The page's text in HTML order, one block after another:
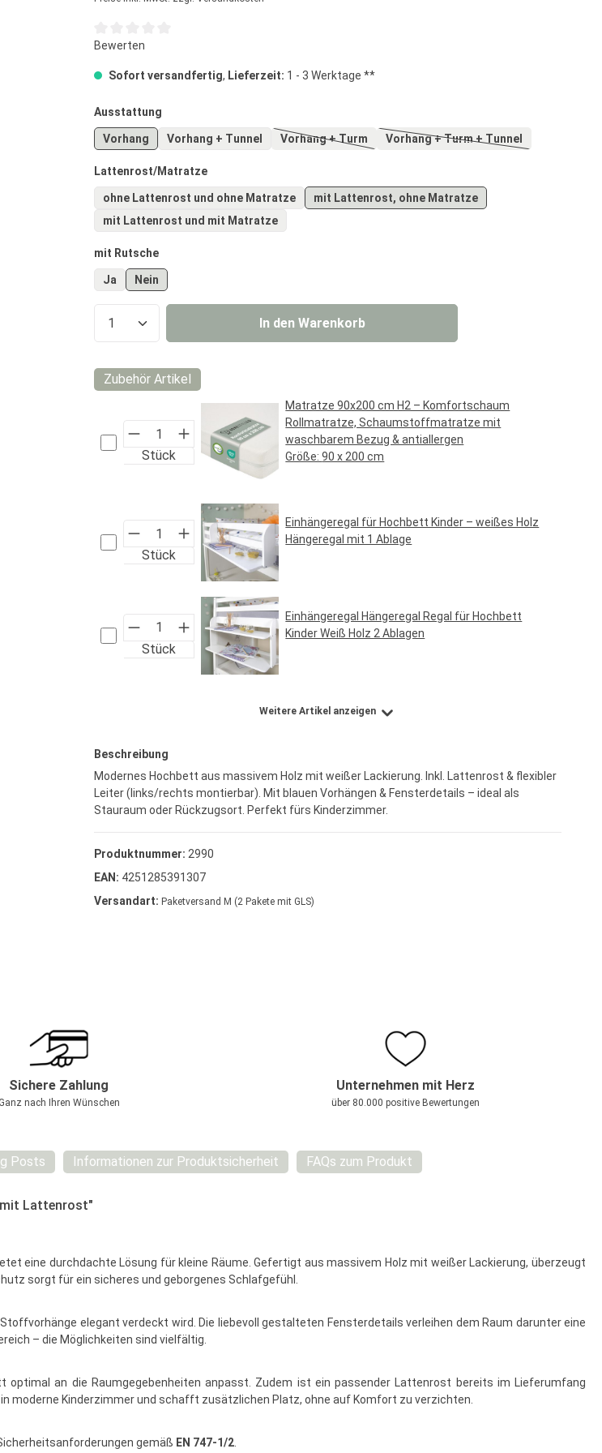
Durchschnittliche Bewertung von 0 von 5 Sternen
Bewerten
Sofort versandfertig, Lieferzeit: 1 - 3 Werktage **
Ausstattung
Vorhang Vorhang + Tunnel Vorhang + Turm
(Diese Option ist zurzeit nicht verfügbar.)
Vorhang + Turm + Tunnel
(Diese Option ist zurzeit nicht
Lattenrost/Matratzeauswählen
ohne Lattenrost und ohne Matratze
mit Lattenrost, ohne Matratze
mit Lattenrost und mit Matratze
mit Rutscheauswählen
Ja Nein
Produkt Anzahl: Gib den gewünschten Wert ein oder
In den Warenkorb
Zubehör Artikel
Stück
Matratze 90x200 cm H2 – Komfortschaum
Rollmatratze, Schaumstoffmatratze mit
waschbarem Bezug & antiallergen
Größe:90 x 200 cm
Stück
Einhängeregal für Hochbett Kinder – weißes Holz
Hängeregal mit 1 Ablage
Stück
Einhängeregal Hängeregal Regal für Hochbett
Kinder Weiß Holz 2 Ablagen
Weitere Artikel anzeigen
Beschreibung
Modernes Hochbett aus massivem Holz mit weißer Lackierung. Inkl. Lattenrost & flexibler
Leiter (links/rechts montierbar). Mit blauen Vorhängen & Fensterdetails – ideal als
Stauraum oder Rückzugsort. Perfekt fürs Kinderzimmer.
Produktnummer: 2990
EAN: 4251285391307
Versandart: Paketversand M (2 Pakete mit GLS)
Sichere Zahlung
Ganz nach Ihren Wünschen
Unternehmen mit Herz
über 80.000 positive Bewertungen
Posts Informationen zur Produktsicherheit FAQs zum Produkt
mit Lattenrost"
eine durchdachte Lösung für kleine Räume. Gefertigt aus massivem Holz mit weißer Lackierung, überzeugt
sorgt für ein sicheres und geborgenes Schlafgefühl.
elegant verdeckt wird. Die liebevoll gestalteten Fensterdetails verleihen dem Raum darunter eine
– die Möglichkeiten sind vielfältig.
an die Raumgegebenheiten anpasst. Zudem ist ein passender Lattenrost bereits im Lieferumfang
Kinderzimmer und schafft zusätzlichen Platz, ohne auf Komfort zu verzichten.
gemäß EN 747-1/2